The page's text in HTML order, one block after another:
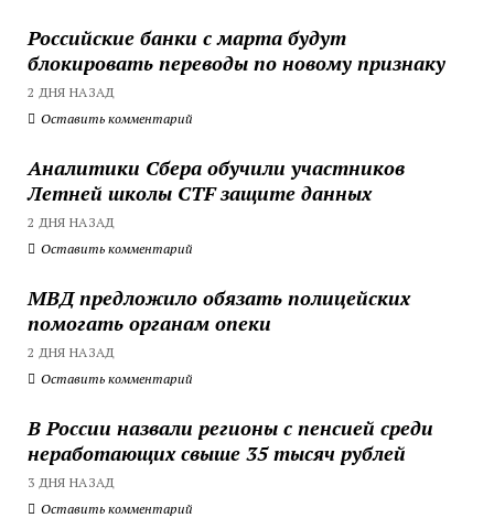
Российские банки с марта будут
блокировать переводы по новому признаку
2 ДНЯ НАЗАД
Оставить комментарий
Аналитики Сбера обучили участников
Летней школы CTF защите данных
2 ДНЯ НАЗАД
Оставить комментарий
МВД предложило обязать полицейских
помогать органам опеки
2 ДНЯ НАЗАД
Оставить комментарий
В России назвали регионы с пенсией среди
неработающих свыше 35 тысяч рублей
3 ДНЯ НАЗАД
Оставить комментарий